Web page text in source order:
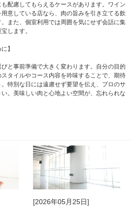
配慮してもらえるケースがあります。ワイン
意している店なら、肉の旨みを引き立てる飲
また、個室利用では周囲を気にせず会話に集
します。
】
と事前準備で大きく変わります。自分の目的
タイルやコース内容を吟味することで、期待
特別な日には遠慮せず要望を伝え、プロのサ
。美味しい肉と心地よい空間が、忘れられな
[2026年05月25日]